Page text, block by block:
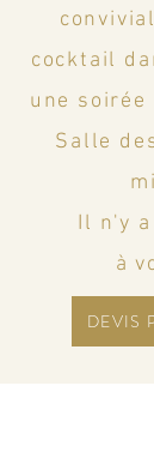
cocktail
une soirée
Salle
Il n'y
à
DEVIS